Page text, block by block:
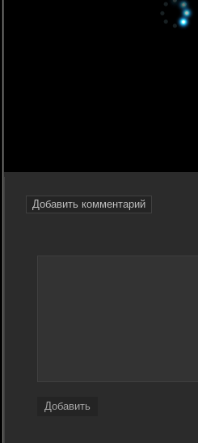
Добавить комментарий
Добавить